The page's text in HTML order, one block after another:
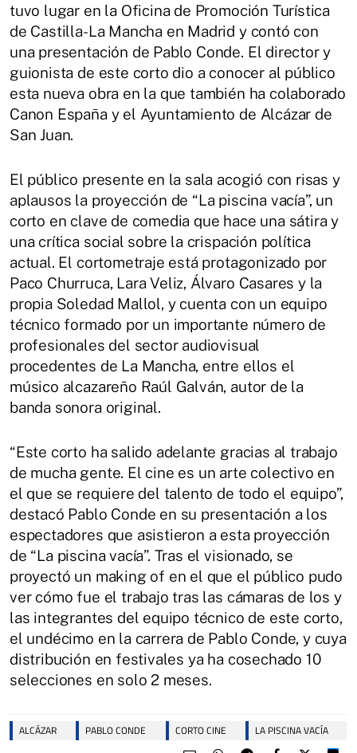
tuvo lugar en la Oficina de Promoción Turística
de Castilla-La Mancha en Madrid y contó con
una presentación de Pablo Conde. El director y
guionista de este corto dio a conocer al público
esta nueva obra en la que también ha colaborado
Canon España y el Ayuntamiento de Alcázar de
San Juan.
El público presente en la sala acogió con risas y
aplausos la proyección de “La piscina vacía”, un
corto en clave de comedia que hace una sátira y
una crítica social sobre la crispación política
actual. El cortometraje está protagonizado por
Paco Churruca, Lara Veliz, Álvaro Casares y la
propia Soledad Mallol, y cuenta con un equipo
técnico formado por un importante número de
profesionales del sector audiovisual
procedentes de La Mancha, entre ellos el
músico alcazareño Raúl Galván, autor de la
banda sonora original.
“Este corto ha salido adelante gracias al trabajo
de mucha gente. El cine es un arte colectivo en
el que se requiere del talento de todo el equipo”,
destacó Pablo Conde en su presentación a los
espectadores que asistieron a esta proyección
de “La piscina vacía”. Tras el visionado, se
proyectó un making of en el que el público pudo
ver cómo fue el trabajo tras las cámaras de los y
las integrantes del equipo técnico de este corto,
el undécimo en la carrera de Pablo Conde, y cuya
distribución en festivales ya ha cosechado 10
selecciones en solo 2 meses.
ALCÁZAR PABLO CONDE CORTO CINE LA PISCINA VACÍA